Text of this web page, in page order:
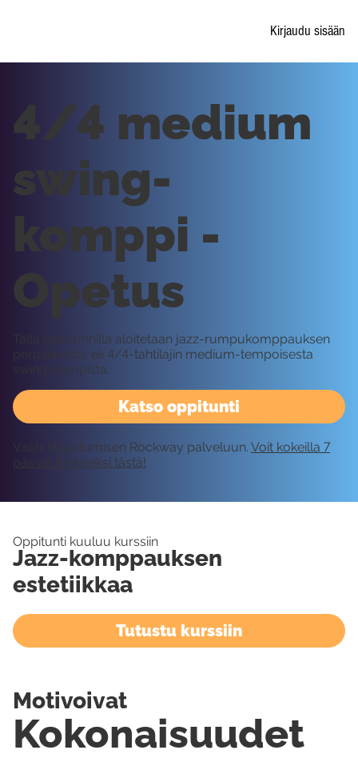
Kirjaudu sisään
Katso oppitunti
4/4 medium
swing-
komppi -
Opetus
Tällä oppitunnilla aloitetaan jazz-rumpukomppauksen
peruskivestä eli 4/4-tahtilajin medium-tempoisesta
swing-kompista.
Vaatii kirjautumisen Rockway palveluun. Voit kokeilla 7
päivää ilmaiseksi tästä!
Oppitunti kuuluu kurssiin
Jazz-komppauksen
estetiikkaa
Tutustu kurssiin
Kokonaisuudet
Motivoivat